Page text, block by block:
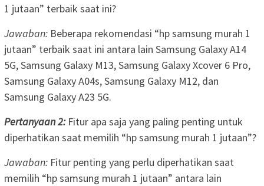
1 jutaan” terbaik saat ini?
Jawaban: Beberapa rekomendasi “hp samsung murah 1
jutaan” terbaik saat ini antara lain Samsung Galaxy A14
5G, Samsung Galaxy M13, Samsung Galaxy Xcover 6 Pro,
Samsung Galaxy A04s, Samsung Galaxy M12, dan
Samsung Galaxy A23 5G.
Pertanyaan 2:Fitur apa saja yang paling penting untuk
diperhatikan saat memilih “hp samsung murah 1 jutaan”?
Jawaban: Fitur penting yang perlu diperhatikan saat
memilih “hp samsung murah 1 jutaan” antara lain